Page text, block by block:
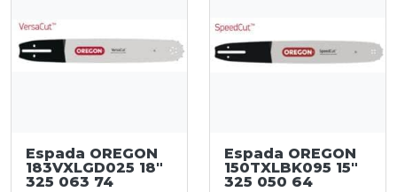
Espada OREGON
183VXLGD025 18"
325 063 74
Espada OREGON
150TXLBK095 15"
325 050 64